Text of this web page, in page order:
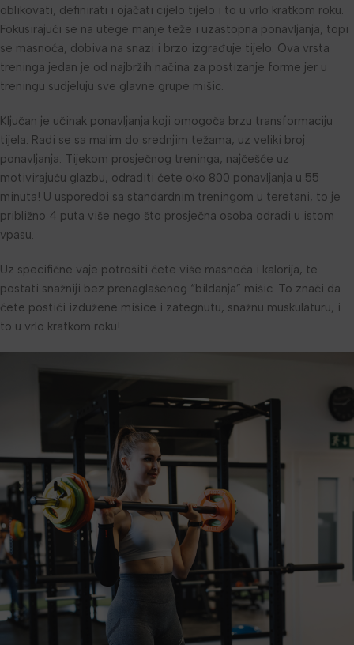
oblikovati, definirati i ojačati cijelo tijelo i to u vrlo kratkom roku.
Fokusirajući se na utege manje teže i uzastopna ponavljanja, topi
se masnoća, dobiva na snazi i brzo izgrađuje tijelo. Ova vrsta
treninga jedan je od najbržih načina za postizanje forme jer u
treningu sudjeluju sve glavne grupe mišic.
Ključan je učinak ponavljanja koji omogoča brzu transformaciju
tijela. Radi se sa malim do srednjim težama, uz veliki broj
ponavljanja. Tijekom prosječnog treninga, najčešće uz
motivirajuću glazbu, odraditi ćete oko 800 ponavljanja u 55
minuta! U usporedbi sa standardnim treningom u teretani, to je
približno 4 puta više nego što prosječna osoba odradi u istom
vpasu.
Uz specifične vaje potrošiti ćete više masnoća i kalorija, te
postati snažniji bez prenaglašenog “bildanja” mišic. To znači da
ćete postići izdužene mišice i zategnutu, snažnu muskulaturu, i
to u vrlo kratkom roku!